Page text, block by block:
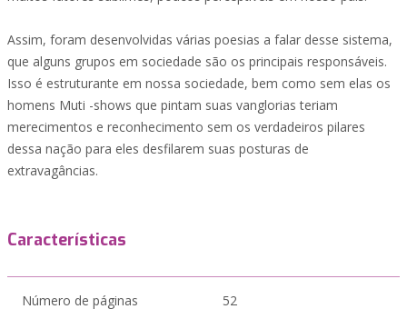
Assim, foram desenvolvidas várias poesias a falar desse sistema,
que alguns grupos em sociedade são os principais responsáveis.
Isso é estruturante em nossa sociedade, bem como sem elas os
homens Muti -shows que pintam suas vanglorias teriam
merecimentos e reconhecimento sem os verdadeiros pilares
dessa nação para eles desfilarem suas posturas de
extravagâncias.
Características
Número de páginas 52